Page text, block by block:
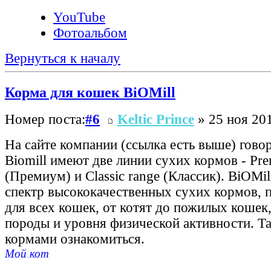
YouTube
Фотоальбом
Вернуться к началу
Корма для кошек BiOMill
Номер поста:#6 Keltic Prince » 25 ноя
На сайте компании (ссылка есть выше)
Biomill имеют две линии сухих кормов -
(Премиум) и Classic range (Классик).
спектр высококачественных сухих кормов,
для всех кошек, от котят до пожилых
породы и уровня физической активности.
кормами ознакомиться.
Мой кот